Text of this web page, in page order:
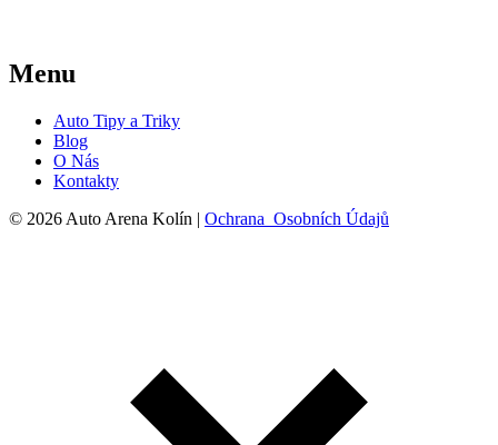
Menu
Auto Tipy a Triky
Blog
O Nás
Kontakty
© 2026 Auto Arena Kolín | Ochrana Osobních Údajů